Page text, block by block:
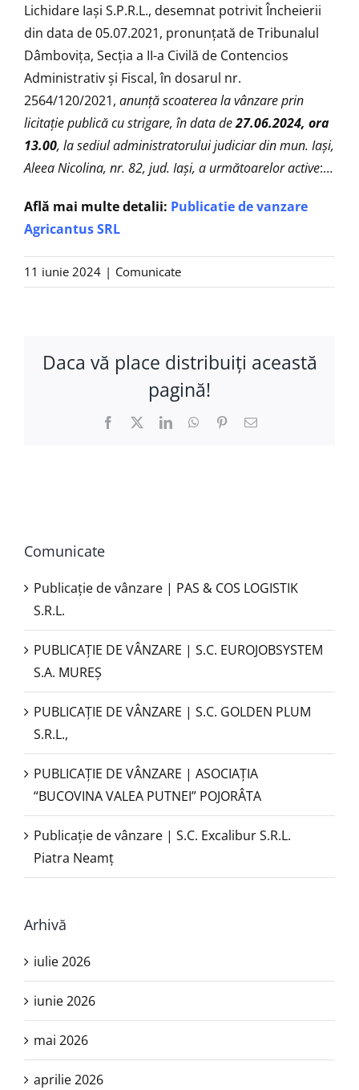
Lichidare Iaşi S.P.R.L., desemnat potrivit Încheierii
din data de 05.07.2021, pronunţată de Tribunalul
Dâmbovița, Secția a II-a Civilă de Contencios
Administrativ şi Fiscal, în dosarul nr.
2564/120/2021, anunţă scoaterea la vânzare prin
licitaţie publică cu strigare, în data de27.06.2024, ora
13.00, la sediul administratorului judiciar din mun. Iași,
Aleea Nicolina, nr. 82, jud. Iași, a următoarelor active:…
Află mai multe detalii: Publicatie de vanzare
Agricantus SRL
11 iunie 2024 | Comunicate
Daca vă place distribuiţi această
pagină!
Facebook LinkedInWhatsApp
Pinterest
E-
Comunicate
Publicație de vânzare | PAS & COS LOGISTIK
S.R.L.
PUBLICAŢIE DE VÂNZARE | S.C. EUROJOBSYSTEM
S.A. MUREȘ
PUBLICAȚIE DE VÂNZARE | S.C. GOLDEN PLUM
S.R.L.,
PUBLICAŢIE DE VÂNZARE | ASOCIAȚIA
“BUCOVINA VALEA PUTNEI” POJORÂTA
Publicație de vânzare | S.C. Excalibur S.R.L.
Piatra Neamţ
Arhivă
iulie 2026
iunie 2026
mai 2026
aprilie 2026